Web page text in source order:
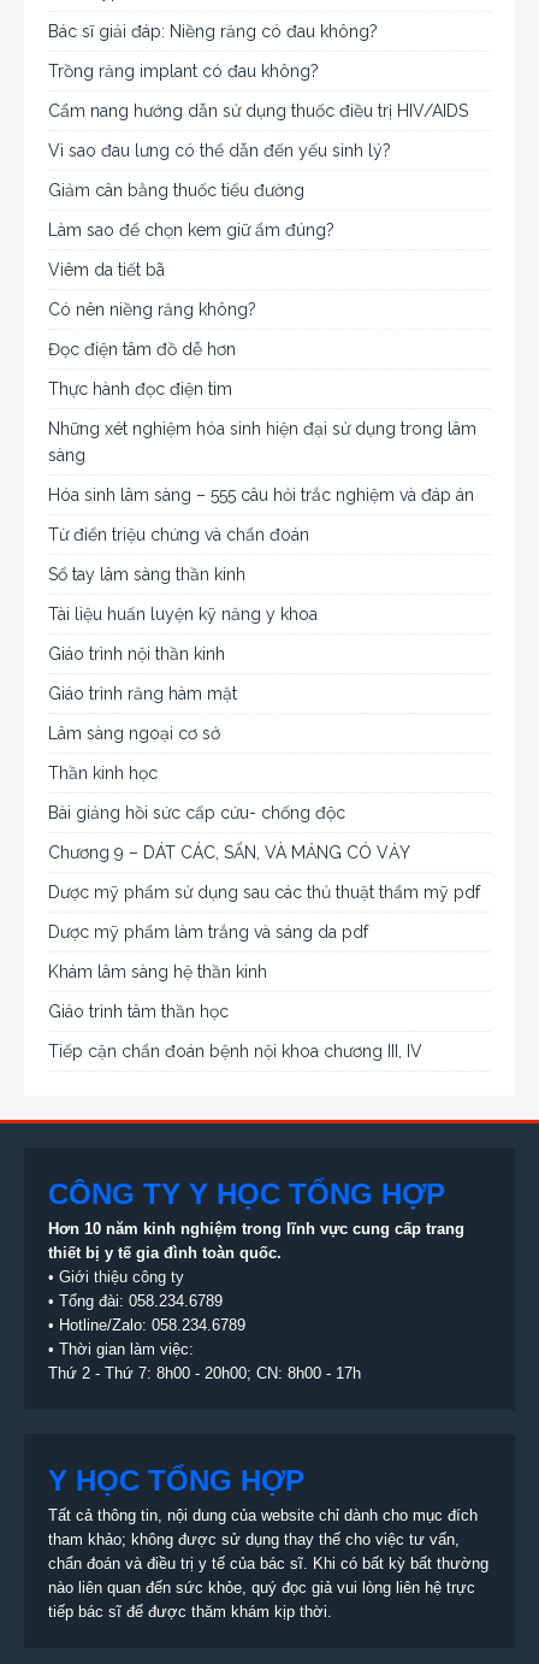
Bác sĩ giải đáp: Niềng răng có đau không?
Trồng răng implant có đau không?
Cẩm nang hướng dẫn sử dụng thuốc điều trị HIV/AIDS
Vì sao đau lưng có thể dẫn đến yếu sinh lý?
Giảm cân bằng thuốc tiểu đường
Làm sao để chọn kem giữ ẩm đúng?
Viêm da tiết bã
Có nên niềng răng không?
Đọc điện tâm đồ dễ hơn
Thực hành đọc điện tim
Những xét nghiệm hóa sinh hiện đại sử dụng trong lâm
sàng
Hóa sinh lâm sàng – 555 câu hỏi trắc nghiệm và đáp án
Từ điển triệu chứng và chẩn đoán
Sổ tay lâm sàng thần kinh
Tài liệu huấn luyện kỹ năng y khoa
Giáo trình nội thần kinh
Giáo trình răng hàm mặt
Lâm sàng ngoại cơ sở
Thần kinh học
Bài giảng hồi sức cấp cứu- chống độc
Chương 9 – DÁT CÁC, SẨN, VÀ MẢNG CÓ VẢY
Dược mỹ phẩm sử dụng sau các thủ thuật thẩm mỹ pdf
Dược mỹ phẩm làm trắng và sáng da pdf
Khám lâm sàng hệ thần kinh
Giáo trình tâm thần học
Tiếp cận chẩn đoán bệnh nội khoa chương III, IV
CÔNG TY Y HỌC TỔNG HỢP
Hơn 10 năm kinh nghiệm trong lĩnh vực cung cấp trang
thiết bị y tế gia đình toàn quốc.
• Giới thiệu công ty
• Tổng đài: 058.234.6789
• Hotline/Zalo: 058.234.6789
• Thời gian làm việc:
Thứ 2 - Thứ 7: 8h00 - 20h00; CN: 8h00 - 17h
Y HỌC TỔNG HỢP
Tất cả thông tin, nội dung của website chỉ dành cho mục đích
tham khảo; không được sử dụng thay thế cho việc tư vấn,
chẩn đoán và điều trị y tế của bác sĩ. Khi có bất kỳ bất thường
nào liên quan đến sức khỏe, quý đọc giả vui lòng liên hệ trực
tiếp bác sĩ để được thăm khám kịp thời.